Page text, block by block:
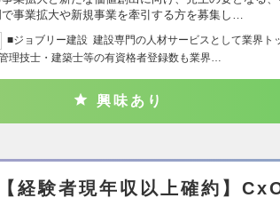
事業拡大や新規事業を牽引する方を募集し…
■ジョブリー建設 建設専門の人材サービスとして業界ト
理技士・建築士等の有資格者登録数も業界…
興味あり
【経験者現年収以上確約】